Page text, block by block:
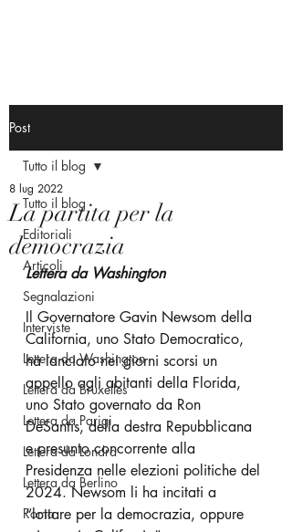
Post
Tutto il blog
Editoriali
Articoli
Segnalazioni
Interviste
Lettera da Washington
Lettera da Bruxelles
Lettera da Parigi
Lettera da Londra
Lettera da Berlino
Roma
Tutto il blog
La partita per la
democrazia
8 lug 2022
Lettera da Washington
Il Governatore Gavin Newsom della
California, uno Stato Democratico,
ha lanciato nei giorni scorsi un
appello agli abitanti della Florida,
uno Stato governato da Ron
DeSantis, della destra Repubblicana
e presunto concorrente alla
Presidenza nelle elezioni politiche del
2024. Newsom li ha incitati a
“lottare per la democrazia, oppure